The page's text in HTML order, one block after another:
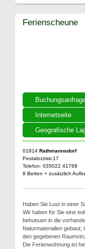
Internetseite
Geografische
Ferienscheune
01814 Rathmannsdorf
Pestalozzistr.17
Telefon: 035022 41768
8 Betten + zusätzlich
Haben Sie Lust in einer
Wir haben für Sie eine
behutsam in die
Naturmaterialien gebaut,
den gegebenen
Die Ferienwohnung ist